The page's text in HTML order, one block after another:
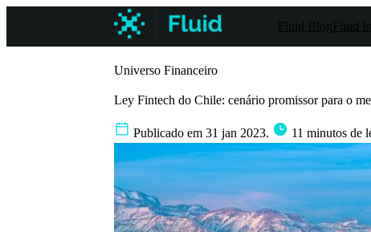
Fluid Blog Fluid
Universo Financeiro
Ley Fintech do Chile: cenário promissor para o
Publicado em 31 jan 2023. 11 minutos de